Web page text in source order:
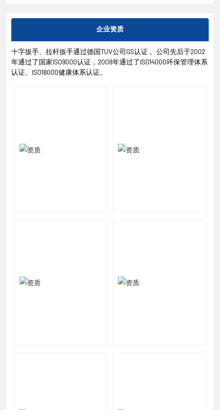
企业资质
十字扳手、拉杆扳手通过德国TUV公司GS认证 。公司先后于2002
年通过了国家ISO9000认证，2008年通过了ISO14000环保管理体系
认证、ISO18000健康体系认证。